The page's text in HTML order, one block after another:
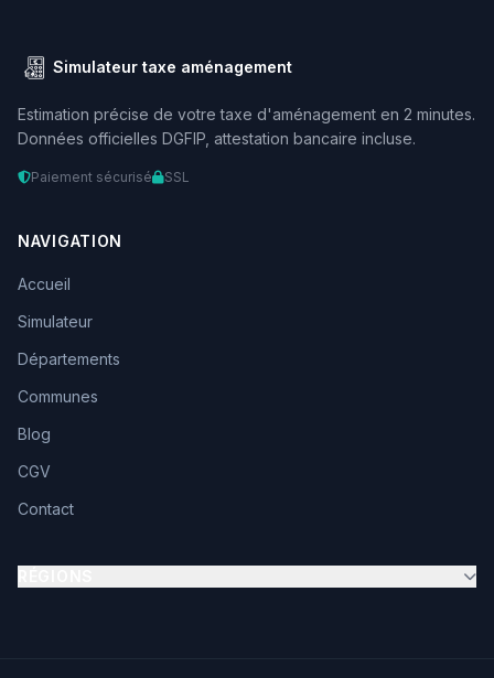
Simulateur taxe aménagement
Estimation précise de votre taxe d'aménagement en 2 minutes.
Données officielles DGFIP, attestation bancaire incluse.
Paiement sécurisé SSL
NAVIGATION
Accueil
Simulateur
Départements
Communes
Blog
CGV
Contact